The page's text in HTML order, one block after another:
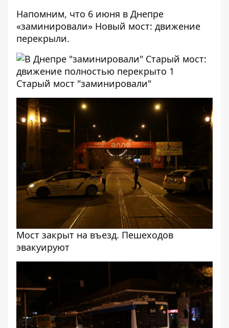
Напомним, что 6 июня в Днепре
«заминировали» Новый мост: движение
перекрыли.
Старый мост "заминировали"
Мост закрыт на въезд. Пешеходов
эвакуируют